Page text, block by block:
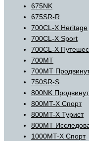
675NK
675SR-R
700CL-X Heritage
700CL-X Sport
700CL-X
700MT
700MT
750SR-S
800NK
800MT-X Спорт
800MT-X Турист
800MT
1000MT-X Спорт